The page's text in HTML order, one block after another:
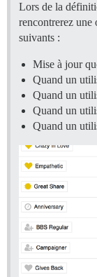
Lors de la
rencontrerez
suivants :
Mise à jour
Quand un
Quand un
Quand un
Quand un